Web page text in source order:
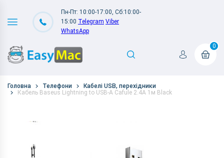
Пн-Пт: 10:00-17:00, Сб:10:00-
15:00 Telegram Viber
WhatsApp
0
Головна Телефони
Кабелі USB, перехідники
Кабель Baseus Lightning to USB-A Cafule 2.4A 1м Black